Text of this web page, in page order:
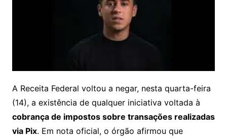
A Receita Federal voltou a negar, nesta quarta-feira
(14), a existência de qualquer iniciativa voltada à
cobrança de impostos sobre transações realizadas
via Pix. Em nota oficial, o órgão afirmou que